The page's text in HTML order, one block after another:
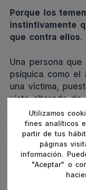
Porque los
instintivamente
que contra ellos.
Una persona
psíquica como el
una víctima,
visto alterado de
duradero
Por lo tanto,
opción para
en actuación el
ante el acoso
Utilizamos
fines analíticos
partir de tus
páginas
información.
"Aceptar" o